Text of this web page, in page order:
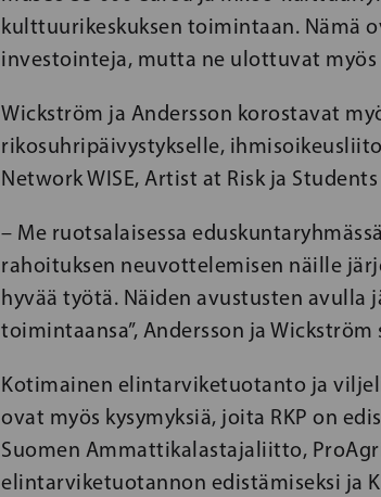
kulttuurikeskuksen toimintaan. Nämä
investointeja, mutta ne ulottuvat myös
Wickström ja Andersson korostavat
rikosuhripäivystykselle,
Network WISE, Artist at Risk ja
– Me ruotsalaisessa
rahoituksen neuvottelemisen näille
hyvää työtä. Näiden avustusten
toimintaansa”, Andersson ja Wickström
Kotimainen elintarviketuotanto ja
ovat myös kysymyksiä, joita RKP on
Suomen Ammattikalastajaliitto,
elintarviketuotannon edistämiseksi ja